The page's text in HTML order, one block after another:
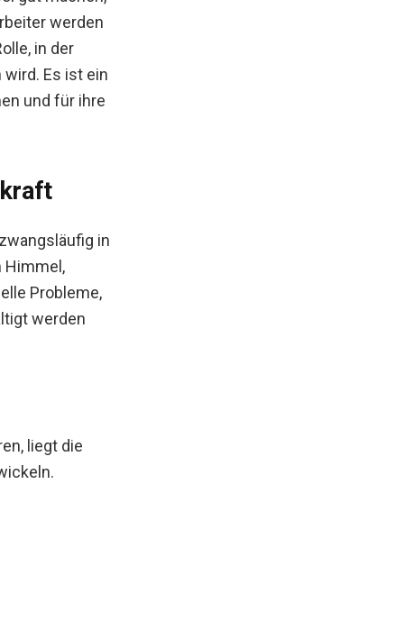
werden
in der
Es ist ein
und für ihre
in
Himmel,
Probleme,
werden
liegt die